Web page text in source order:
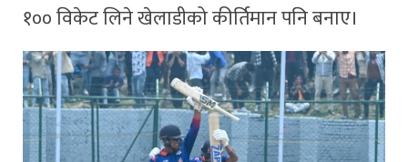
१०० विकेट लिने खेलाडीको कीर्तिमान पनि बनाए।